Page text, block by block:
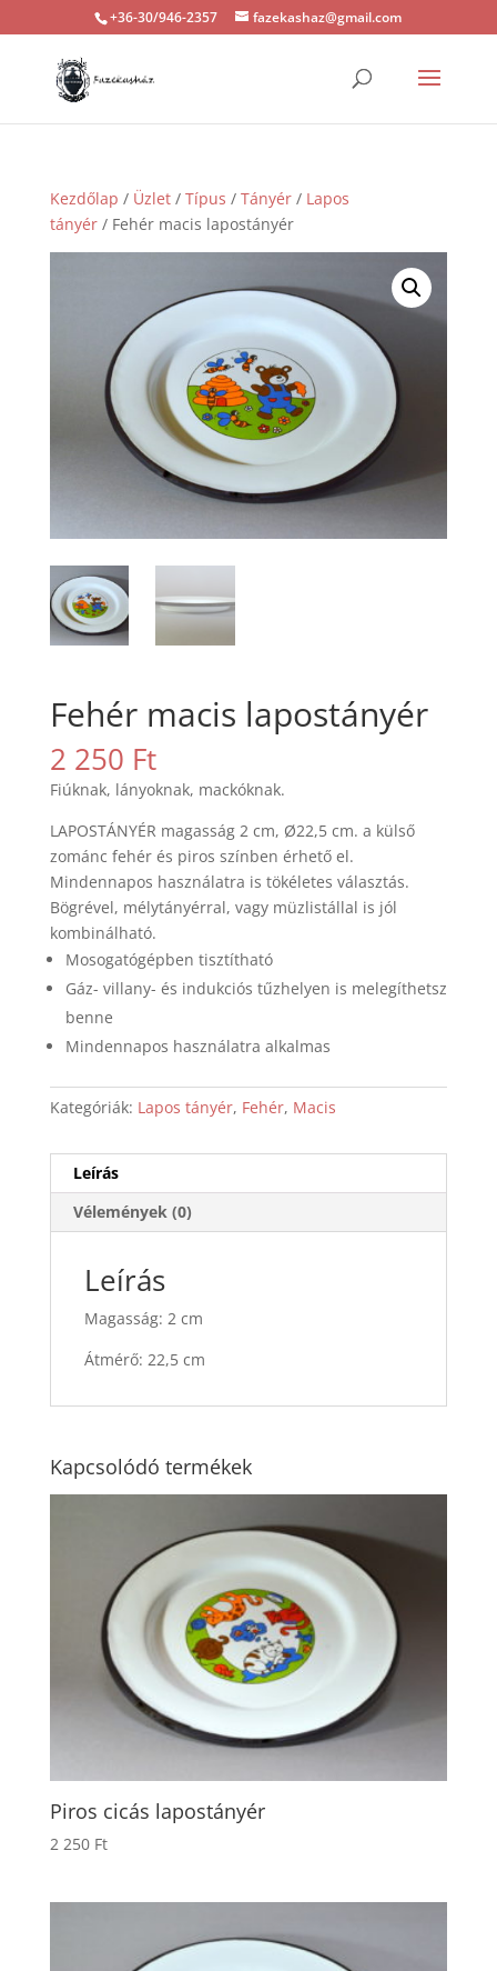
+36-30/946-2357 fazekashaz@gmail.com
Kezdőlap / Üzlet/ Típus / Tányér/ Lapos
tányér/ Fehér macis lapostányér
Fehér macis lapostányér
2 250 Ft
Fiúknak, lányoknak, mackóknak.
LAPOSTÁNYÉR magasság 2 cm, Ø22,5 cm. a külső
zománc fehér és piros színben érhető el.
Mindennapos használatra is tökéletes választás.
Bögrével, mélytányérral, vagy müzlistállal is jól
kombinálható.
Mosogatógépben tisztítható
Gáz- villany- és indukciós tűzhelyen is melegíthetsz
benne
Mindennapos használatra alkalmas
Kategóriák: Lapos tányér, Fehér, Macis
Leírás
Vélemények (0)
Leírás
Magasság: 2 cm
Átmérő: 22,5 cm
Kapcsolódó termékek
Piros cicás lapostányér
2 250 Ft